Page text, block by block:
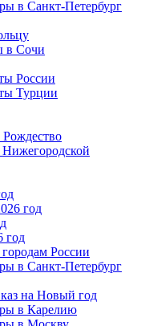
в Санкт-Петербург
в Сочи
России
Турции
год
год
России
в Санкт-Петербург
на Новый год
в Карелию